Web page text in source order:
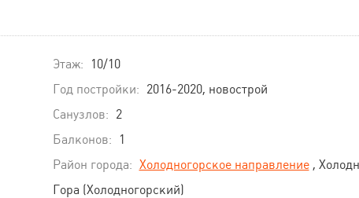
Этаж:
10/10
Год постройки: 2016-2020, новострой
Санузлов: 2
Балконов:
1
Район города: Холодногорское направление,
Гора (Холодногорский)